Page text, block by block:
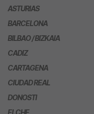
ASTURIAS
BARCELONA
BILBAO / BIZKAIA
CADIZ
CARTAGENA
CIUDAD REAL
DONOSTI